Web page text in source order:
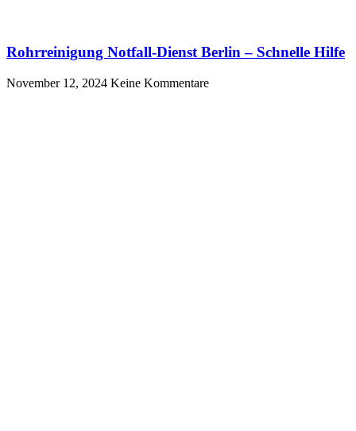
Rohrreinigung Notfall-Dienst Berlin – Schnelle Hilfe
November 12, 2024 Keine Kommentare